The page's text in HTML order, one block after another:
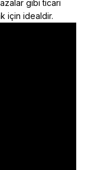
gibi ticari
için idealdir.